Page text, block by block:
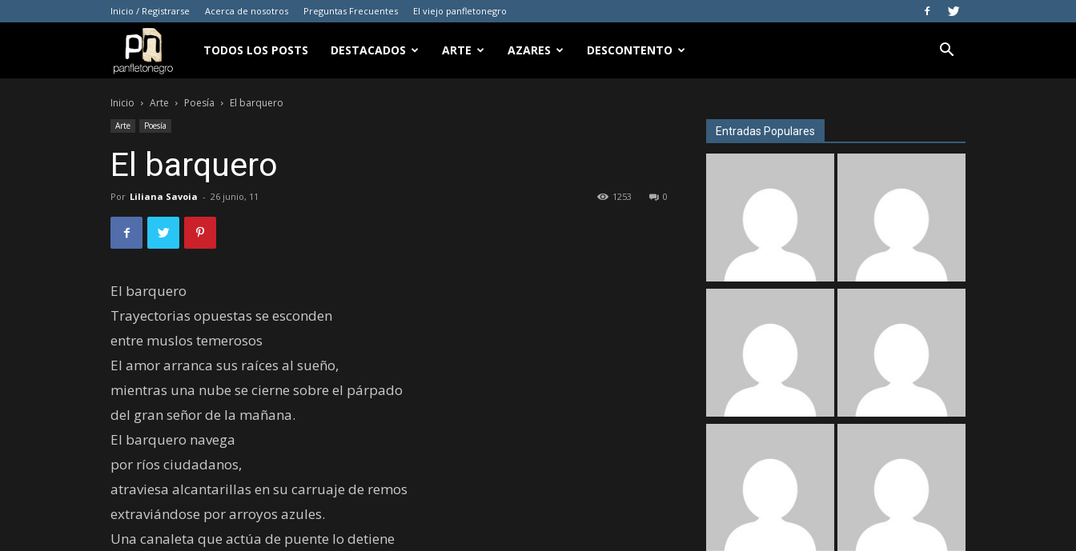
Inicio / Registrarse Acerca de nosotros Preguntas Frecuentes El viejo panfletonegro
panfletonegro
TODOS LOS POSTS DESTACADOS ARTE AZARES DESCONTENTO
Inicio Arte Poesía El barquero
Arte Poesía
El barquero
Por Liliana Savoia - 26 junio, 11 0
1253
El barquero
Trayectorias opuestas se esconden
entre muslos temerosos
El amor arranca sus raíces al sueño,
mientras una nube se cierne sobre el párpado
del gran señor de la mañana.
El barquero navega
por ríos ciudadanos,
atraviesa alcantarillas en su carruaje de remos
extraviándose por arroyos azules.
Una canaleta que actúa de puente lo detiene
Entradas Populares